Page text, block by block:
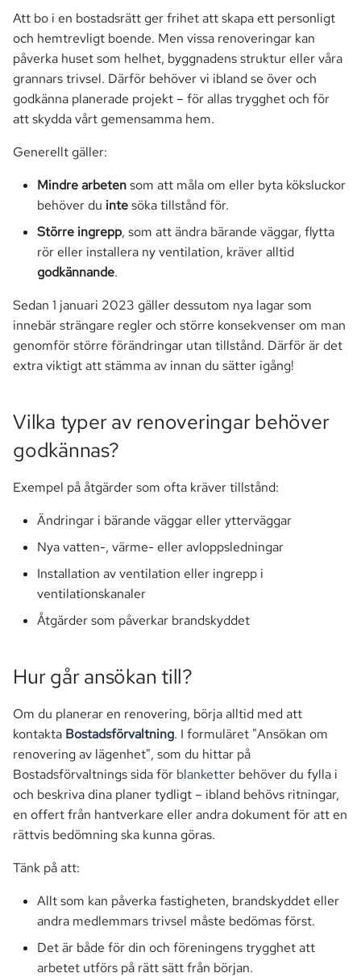
Stämma
TV
Att bo i en bostadsrätt ger frihet att skapa ett personligt
och hemtrevligt boende. Men vissa renoveringar kan
påverka huset som helhet, byggnadens struktur eller våra
grannars trivsel. Därför behöver vi ibland se över och
godkänna planerade projekt – för allas trygghet och för
att skydda vårt gemensamma hem.
Generellt gäller:
Mindre arbetensom att måla om eller byta köksluckor
behöver du intesöka tillstånd för.
Större ingrepp, som att ändra bärande väggar, flytta
rör eller installera ny ventilation, kräver alltid
godkännande.
Sedan 1 januari 2023 gäller dessutom nya lagar som
innebär strängare regler och större konsekvenser om man
genomför större förändringar utan tillstånd. Därför är det
extra viktigt att stämma av innan du sätter igång!
Vilka typer av renoveringar behöver
godkännas?
Exempel på åtgärder som ofta kräver tillstånd:
Ändringar i bärande väggar eller ytterväggar
Nya vatten-, värme- eller avloppsledningar
Installation av ventilation eller ingrepp i
ventilationskanaler
Åtgärder som påverkar brandskyddet
Hur går ansökan till?
Om du planerar en renovering, börja alltid med att
kontakta Bostadsförvaltning. I formuläret "Ansökan om
renovering av lägenhet", som du hittar på
Bostadsförvaltnings sida för blanketter behöver du fylla i
och beskriva dina planer tydligt – ibland behövs ritningar,
en offert från hantverkare eller andra dokument för att en
rättvis bedömning ska kunna göras.
Tänk på att:
Allt som kan påverka fastigheten, brandskyddet eller
andra medlemmars trivsel måste bedömas först.
Det är både för din och föreningens trygghet att
arbetet utförs på rätt sätt från början.